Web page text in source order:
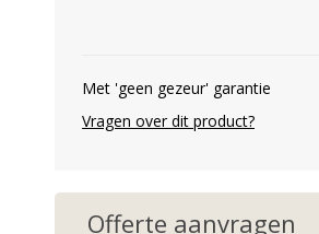
Met 'geen gezeur' garantie
Vragen over dit product?
Offerte aanvragen